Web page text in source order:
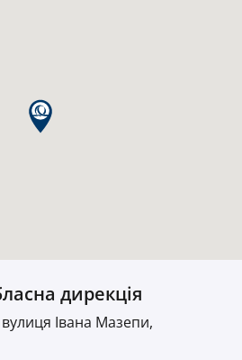
дирекція
вулиця Івана Мазепи,